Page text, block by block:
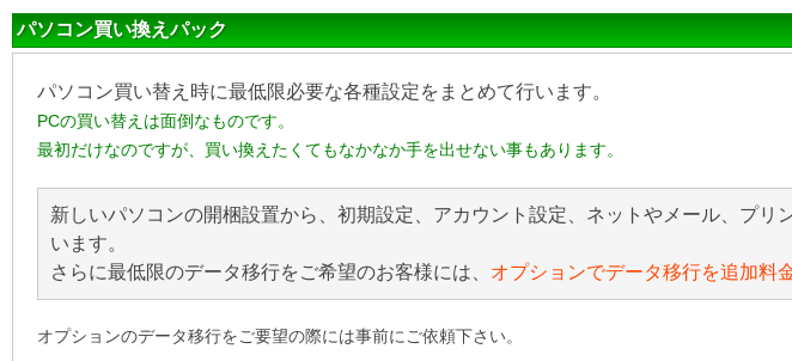
パソコン買い換えパック
パソコン買い替え時に最低限必要な各種設定をまとめて行います。
PCの買い替えは面倒なものです。
最初だけなのですが、買い換えたくてもなかなか手を出せない事もあります。
新しいパソコンの開梱設置から、初期設定、アカウント設定、ネットやメール、プリ
います。
さらに最低限のデータ移行をご希望のお客様には、 オプションでデータ移行を追加料
オプションのデータ移行をご要望の際には事前にご依頼下さい。